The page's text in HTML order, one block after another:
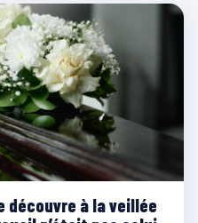
découvre à la veillée